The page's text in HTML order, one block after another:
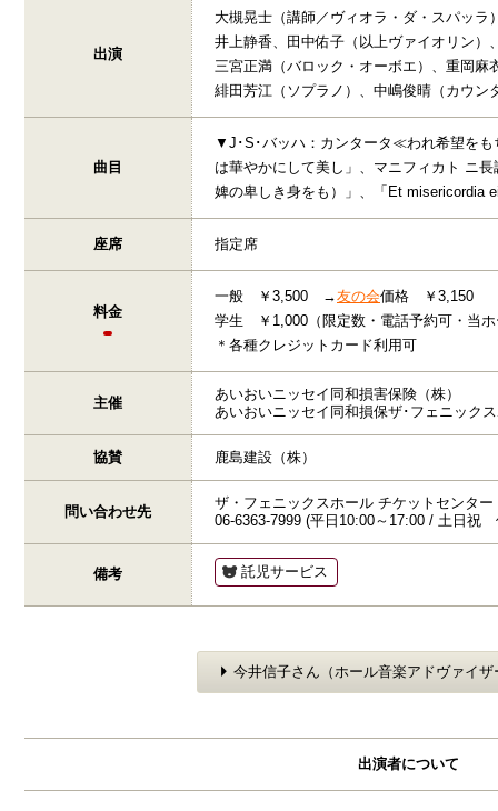
出演
大槻晃士（講師／ヴィオラ・ダ・スパッラ
井上静香、田中佑子（以上ヴァイオリン）
三宮正満（バロック・オーボエ）、重岡麻
緋田芳江（ソプラノ）、中嶋俊晴（カウン
曲目
▼J･S･バッハ：カンタータ≪われ希望を
は華やかにして美し」、マニフィカト ニ
婢の卑しき身をも）」、「Et
座席 指定席
料金
一般 ￥3,500 →友の会価格 ￥3,150
学生 ￥1,000（限定数・電話予約可・当
＊各種クレジットカード利用可
主催
あいおいニッセイ同和損害保険（株）
あいおいニッセイ同和損保ザ･フェニック
協賛 鹿島建設（株）
問い合わせ先
ザ・フェニックスホール チケットセンター
06-6363-7999 (平日10:00～17:00 / 土日祝
備考 託児サービス
今井信子さん（ホール音楽アドヴァイザ
出演者について